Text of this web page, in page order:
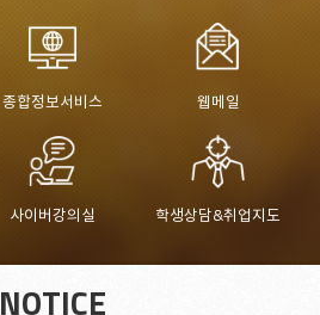
종합정보서비스 웹메일
사이버강의실 학생상담&취업지도
NOTICE